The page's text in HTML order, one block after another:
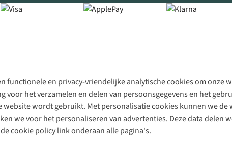
functionele en privacy-vriendelijke analytische cookies om onze
voor het verzamelen en delen van persoonsgegevens en het
wordt gebruikt. Met personalisatie cookies kunnen we
we voor het personaliseren van advertenties. Deze data delen
cookie policy link onderaan alle pagina's.